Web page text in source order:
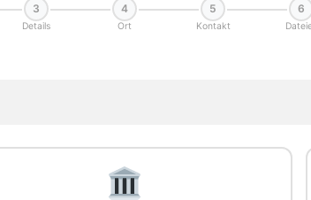
3
Details
4
Ort
5
Kontakt
6